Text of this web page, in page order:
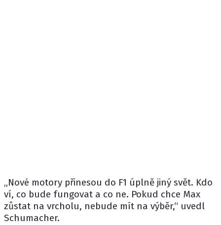
„Nové motory přinesou do F1 úplně jiný svět. Kdo
ví, co bude fungovat a co ne. Pokud chce Max
zůstat na vrcholu, nebude mít na výběr,“ uvedl
Schumacher.